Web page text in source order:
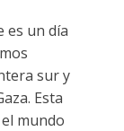
es un día
sur y
Esta
mundo